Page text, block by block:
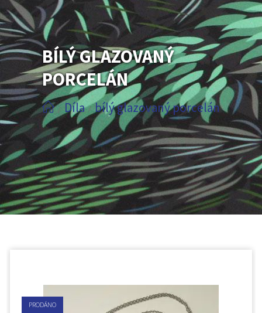
BÍLÝ GLAZOVANÝ
PORCELÁN
/ Díla / bílý glazovaný porcelán
PRODÁNO